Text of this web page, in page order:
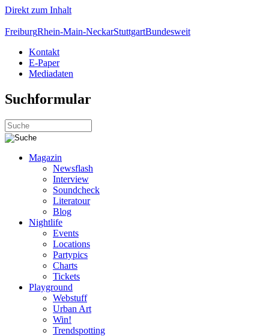
Direkt zum Inhalt
FreiburgRhein-Main-NeckarStuttgartBundesweit
Kontakt
E-Paper
Mediadaten
Suchformular
Magazin
Newsflash
Interview
Soundcheck
Literatour
Blog
Nightlife
Events
Locations
Partypics
Charts
Tickets
Playground
Webstuff
Urban Art
Win!
Trendspotting